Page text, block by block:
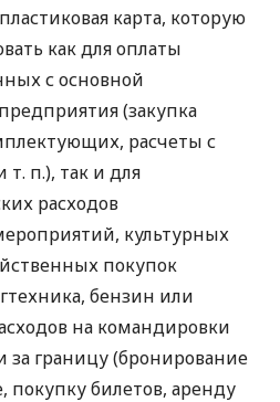
карта, которую
как для оплаты
с основной
(закупка
расчеты с
т. п.), так и для
расходов
культурных
покупок
бензин или
на командировки
за границу (бронирование
покупку билетов, аренду